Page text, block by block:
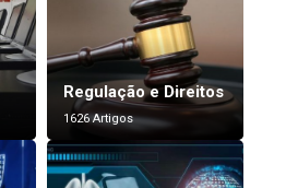
Regulação e Direitos
1626 Artigos